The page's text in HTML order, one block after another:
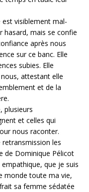
est visiblement mal-
hasard, mais se confie
après nous
sur ce banc. Elle
subies. Elle
attestant elle
et de la
plusieurs
et celles qui
nous raconter.
retransmission les
de Dominique Pélicot
que je suis
monde toute ma vie,
sa femme sédatée